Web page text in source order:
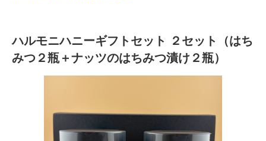
ハルモニハニーギフトセット ２セット（はち
みつ２瓶＋ナッツのはちみつ漬け２瓶）